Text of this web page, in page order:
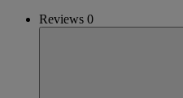
Reviews 0